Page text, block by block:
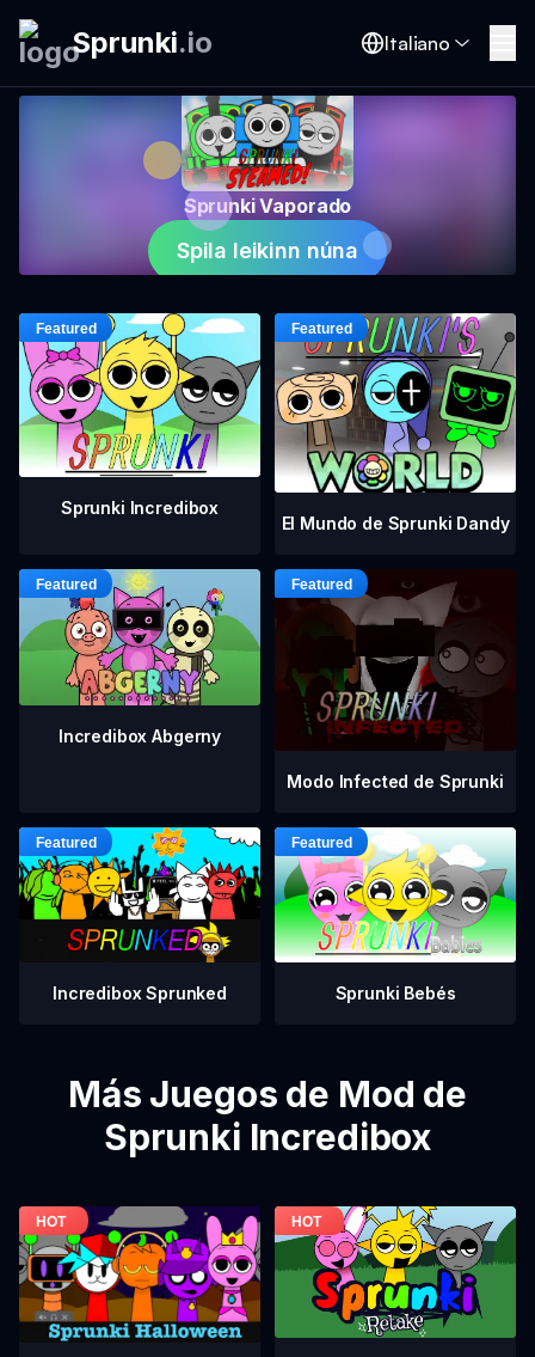
Sprunki.io Italiano
Sprunki Vaporado
Spila leikinn núna
Sprunki Incredibox
El Mundo de Sprunki Dandy
Incredibox Abgerny
Modo Infected de Sprunki
Incredibox Sprunked Sprunki Bebés
Más Juegos de Mod de
Sprunki Incredibox